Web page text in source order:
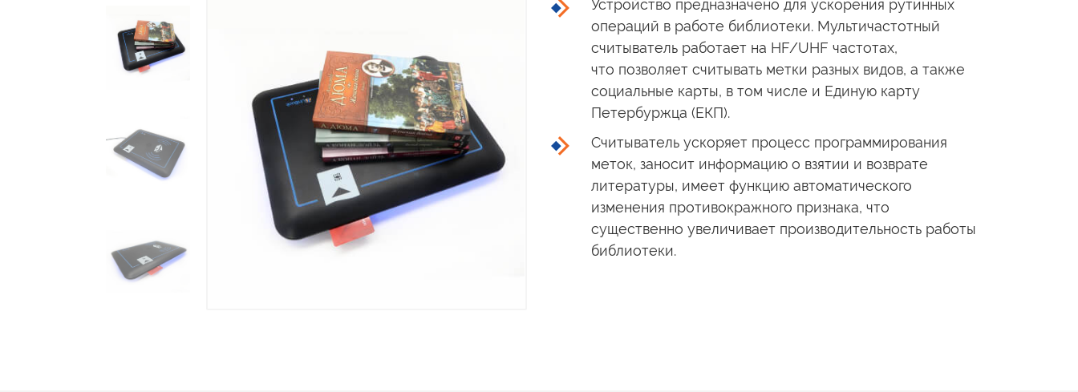
Устройство предназначено для ускорения рутинных
операций в работе библиотеки. Мультичастотный
считыватель работает на HF/UHF частотах,
что позволяет считывать метки разных видов, а также
социальные карты, в том числе и Единую карту
Петербуржца (ЕКП).
Считыватель ускоряет процесс программирования
меток, заносит информацию о взятии и возврате
литературы, имеет функцию автоматического
изменения противокражного признака, что
существенно увеличивает производительность работы
библиотеки.